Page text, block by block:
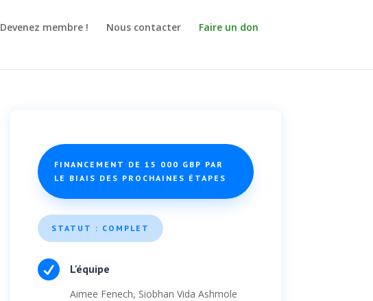
Devenez membre ! Nous contacter Faire un don
FINANCEMENT DE 15 000 GBP PAR
LE BIAIS DES PROCHAINES ÉTAPES
STATUT : COMPLET
 L'équipe
Aimee Fenech, Siobhan Vida Ashmole